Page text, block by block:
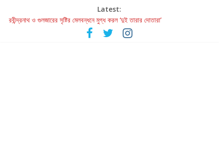
Latest:
রবীন্দ্রনাথ ও গুলজারের সৃষ্টির মেলবন্ধনে মুগ্ধ করল ‘দুই তারার দোতারা’
কলের গান থেকে রীলস্ — বাঙালির গান শোনার বিবর্তনের গল্প
জগন্নাথমঙ্গলম্ — বাংলায় প্রথমবার মঞ্চে এবার রথযাত্রার উদযাপন